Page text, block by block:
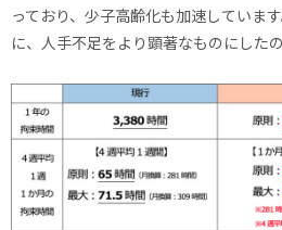
っており、少子高齢化も加速していま
に、人手不足をより顕著なものにしたの